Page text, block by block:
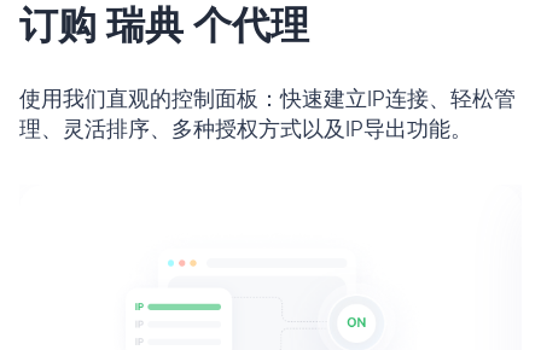
订购 瑞典 个代理
使用我们直观的控制面板：快速建立IP连接、轻松管
理、灵活排序、多种授权方式以及IP导出功能。